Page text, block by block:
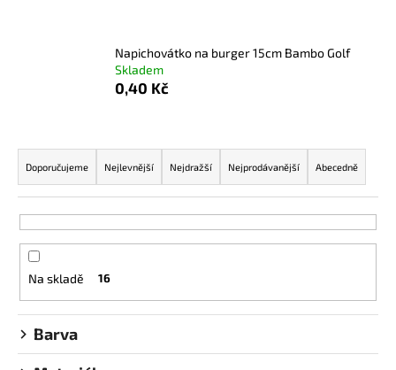
Napichovátko na burger 15cm Bambo Golf
Skladem
0,40 Kč
Ř
a
z
e
n
r
o
d
Doporučujeme Nejlevnější Nejdražší Nejprodávanější Abecedně
Na skladě 16
Barva
D
p
o
r
u